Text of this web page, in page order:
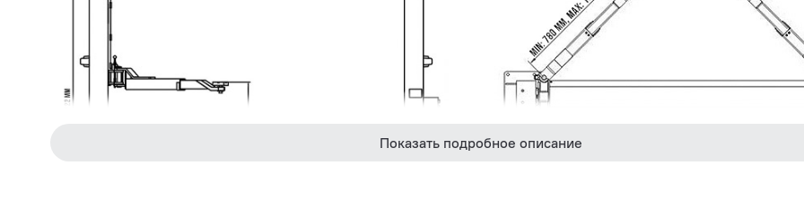
Показать подробное описание